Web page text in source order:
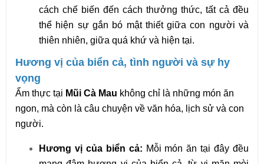
cách chế biến đến cách thưởng thức, tất cả đều
thể hiện sự gắn bó mật thiết giữa con người và
thiên nhiên, giữa quá khứ và hiện tại.
Hương vị của biển cả, tình người và sự hy
vọng
Ẩm thực tại Mũi Cà Mau không chỉ là những món ăn
ngon, mà còn là câu chuyện về văn hóa, lịch sử và con
người.
Hương vị của biển cả: Mỗi món ăn tại đây đều